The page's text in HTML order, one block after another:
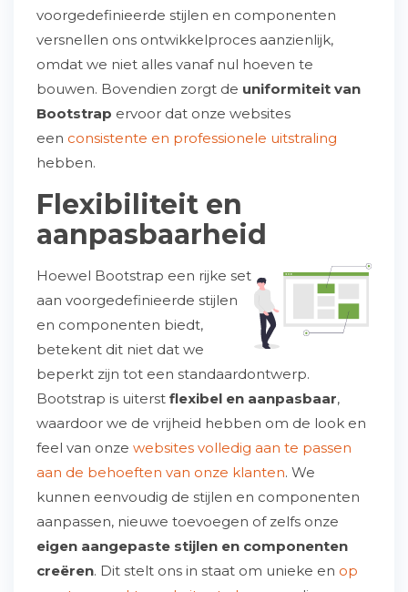
voorgedefinieerde stijlen en componenten
versnellen ons ontwikkelproces aanzienlijk,
omdat we niet alles vanaf nul hoeven te
bouwen. Bovendien zorgt de uniformiteit van
Bootstrap ervoor dat onze websites
een consistente en professionele uitstraling
hebben.
Flexibiliteit en
aanpasbaarheid
Hoewel Bootstrap een rijke set
aan voorgedefinieerde stijlen
en componenten biedt,
betekent dit niet dat we
beperkt zijn tot een standaardontwerp.
Bootstrap is uiterst flexibel en aanpasbaar,
waardoor we de vrijheid hebben om de look en
feel van onze websites volledig aan te passen
aan de behoeften van onze klanten. We
kunnen eenvoudig de stijlen en componenten
aanpassen, nieuwe toevoegen of zelfs onze
eigen aangepaste stijlen en componenten
creëren. Dit stelt ons in staat om unieke en op